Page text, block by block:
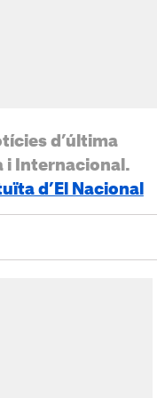
d’última
i Internacional.
d’El Nacional